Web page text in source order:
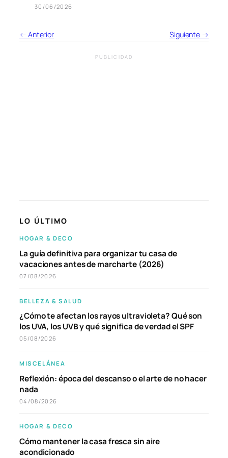
30/06/2026
← Anterior Siguiente →
PUBLICIDAD
LO ÚLTIMO
HOGAR & DECO
La guía definitiva para organizar tu casa de
vacaciones antes de marcharte (2026)
07/08/2026
BELLEZA & SALUD
¿Cómo te afectan los rayos ultravioleta? Qué son
los UVA, los UVB y qué significa de verdad el SPF
05/08/2026
MISCELÁNEA
Reflexión: época del descanso o el arte de no hacer
nada
04/08/2026
HOGAR & DECO
Cómo mantener la casa fresca sin aire
acondicionado